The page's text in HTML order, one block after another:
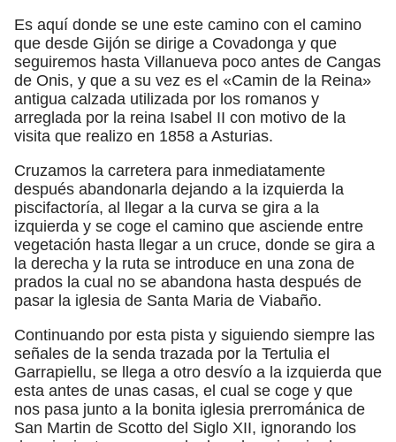
Es aquí donde se une este camino con el camino
que desde Gijón se dirige a Covadonga y que
seguiremos hasta Villanueva poco antes de Cangas
de Onis, y que a su vez es el «Camin de la Reina»
antigua calzada utilizada por los romanos y
arreglada por la reina Isabel II con motivo de la
visita que realizo en 1858 a Asturias.
Cruzamos la carretera para inmediatamente
después abandonarla dejando a la izquierda la
piscifactoría, al llegar a la curva se gira a la
izquierda y se coge el camino que asciende entre
vegetación hasta llegar a un cruce, donde se gira a
la derecha y la ruta se introduce en una zona de
prados la cual no se abandona hasta después de
pasar la iglesia de Santa Maria de Viabaño.
Continuando por esta pista y siguiendo siempre las
señales de la senda trazada por la Tertulia el
Garrapiellu, se llega a otro desvío a la izquierda que
esta antes de unas casas, el cual se coge y que
nos pasa junto a la bonita iglesia prerrománica de
San Martin de Scotto del Siglo XII, ignorando los